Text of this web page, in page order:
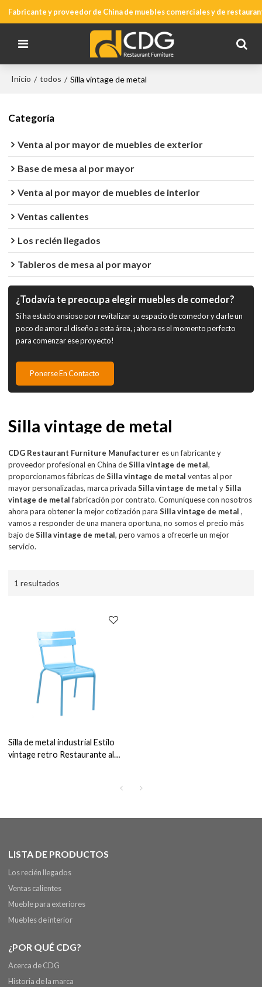
Fabricante y proveedor de China de muebles comerciales y de
Inicio / todos / Silla vintage de metal
Categoría
Venta al por mayor de muebles de exterior
Base de mesa al por mayor
Venta al por mayor de muebles de interior
Ventas calientes
Los recién llegados
Tableros de mesa al por mayor
¿Todavía te preocupa elegir muebles de comedor?
Si ha estado ansioso por revitalizar su espacio de comedor y darle un
poco de amor al diseño a esta área, ¡ahora es el momento perfecto
para comenzar ese proyecto!
Ponerse En Contacto
Silla vintage de metal
CDG Restaurant Furniture Manufactureres un fabricante y
proveedor profesional en China deSilla vintage de metal,
proporcionamos fábricas deSilla vintage de metal ventas al por
mayor personalizadas, marca privadaSilla vintage de metal ySilla
vintage de metalfabricación por contrato. Comuníquese con nosotros
ahora para obtener la mejor cotización paraSilla vintage de metal ,
vamos a responder de una manera oportuna, no somos el precio más
bajo deSilla vintage de metal, pero vamos a ofrecerle un mejor
servicio.
1 resultados
Silla de metal industrial Estilo
vintage retro Restaurante al
LISTA DE PRODUCTOS
Los recién llegados
Ventas calientes
Mueble para exteriores
Muebles de interior
¿POR QUÉ CDG?
Acerca de CDG
Historia de la marca